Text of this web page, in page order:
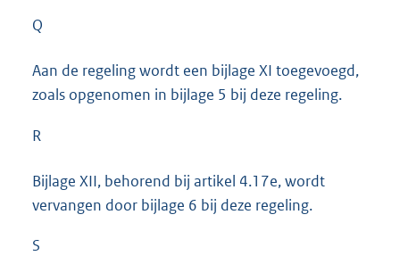
Q
Aan de regeling wordt een bijlage XI toegevoegd,
zoals opgenomen in bijlage 5 bij deze regeling.
R
Bijlage XII, behorend bij artikel 4.17e, wordt
vervangen door bijlage 6 bij deze regeling.
S